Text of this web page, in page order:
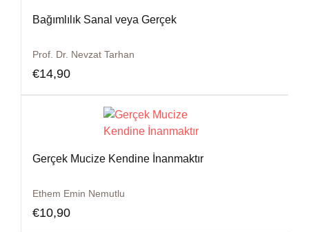
Bağımlılık Sanal veya Gerçek
Prof. Dr. Nevzat Tarhan
€14,90
Gerçek Mucize Kendine İnanmaktır
Ethem Emin Nemutlu
€10,90